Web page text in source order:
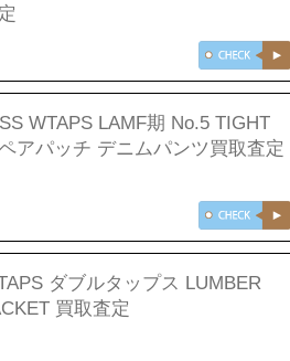
WTAPS LAMF期 No.5 TIGHT
アパッチ デニムパンツ買取査定
ダブルタップス LUMBER
買取査定